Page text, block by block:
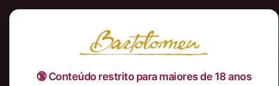
🔞 Conteúdo restrito para maiores de 18 anos
Nossa Seleção TintosBrancosEspumantesRosés Kits &